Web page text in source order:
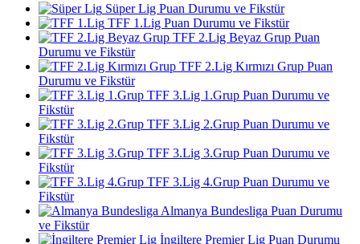
Süper Lig Puan Durumu ve Fikstür
TFF 1.Lig Puan Durumu ve Fikstür
TFF 2.Lig Beyaz Grup Puan
Durumu ve Fikstür
TFF 2.Lig Kırmızı Grup Puan
Durumu ve Fikstür
TFF 3.Lig 1.Grup Puan Durumu ve
Fikstür
TFF 3.Lig 2.Grup Puan Durumu ve
Fikstür
TFF 3.Lig 3.Grup Puan Durumu ve
Fikstür
TFF 3.Lig 4.Grup Puan Durumu ve
Fikstür
Almanya Bundesliga Puan Durumu
ve Fikstür
İngiltere Premier Lig Puan Durumu